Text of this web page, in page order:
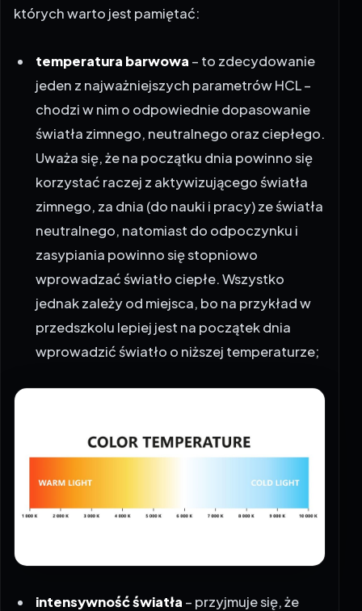
których warto jest pamiętać:
temperatura barwowa – to zdecydowanie
jeden z najważniejszych parametrów HCL –
chodzi w nim o odpowiednie dopasowanie
światła zimnego, neutralnego oraz ciepłego.
Uważa się, że na początku dnia powinno się
korzystać raczej z aktywizującego światła
zimnego, za dnia (do nauki i pracy) ze światła
neutralnego, natomiast do odpoczynku i
zasypiania powinno się stopniowo
wprowadzać światło ciepłe. Wszystko
jednak zależy od miejsca, bo na przykład w
przedszkolu lepiej jest na początek dnia
wprowadzić światło o niższej temperaturze;
intensywność światła – przyjmuje się, że